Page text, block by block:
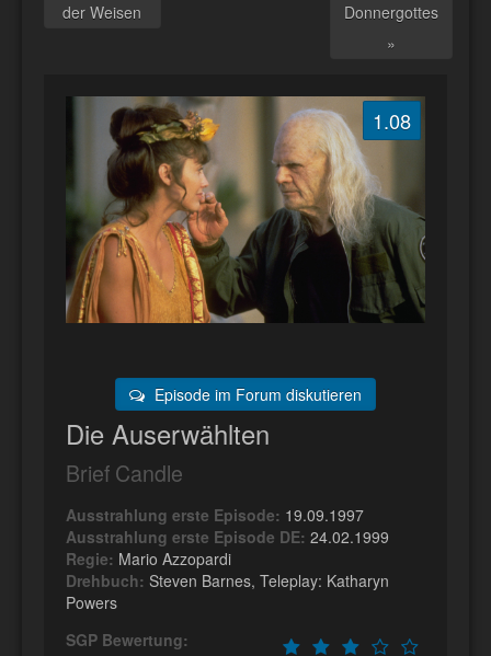
der Weisen
Donnergottes
»
1.08
Episode im Forum diskutieren
Die Auserwählten
Brief Candle
Ausstrahlung erste Episode: 19.09.1997
Ausstrahlung erste Episode DE: 24.02.1999
Regie: Mario Azzopardi
Drehbuch: Steven Barnes, Teleplay: Katharyn
Powers
SGP Bewertung: